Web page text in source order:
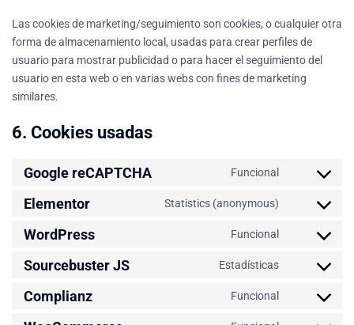
Las cookies de marketing/seguimiento son cookies, o cualquier otra
forma de almacenamiento local, usadas para crear perfiles de
usuario para mostrar publicidad o para hacer el seguimiento del
usuario en esta web o en varias webs con fines de marketing
similares.
6. Cookies usadas
Google reCAPTCHA Funcional
Elementor Statistics (anonymous)
WordPress Funcional
Sourcebuster JS Estadísticas
Complianz Funcional